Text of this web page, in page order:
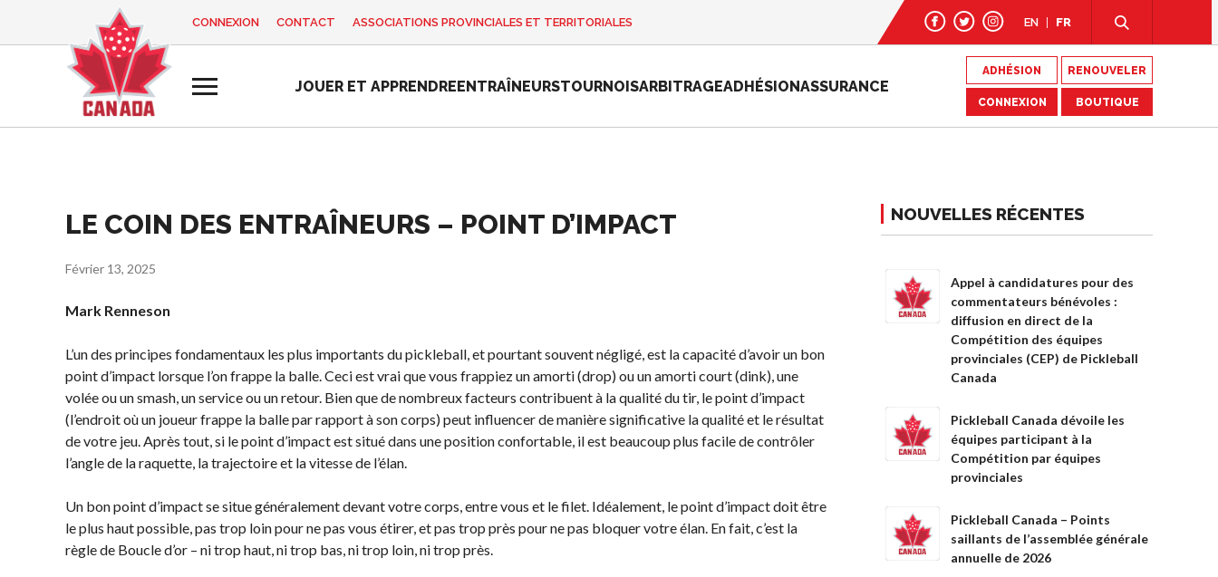
COMPTE
cherchez
Canada
alignements
Associations
provinciales et
territoriales de
pickleball
Conseil
Assemblées générales
annuelles
Roulant
Pickleball
Développement
à long terme du
joueur
Règles
pickleball
Endroits où
Programme de
Championnat
sanctionné
Calendrier
événements
tournoi
Raquettes et
balles
Semaine de
des bénévoles
Nouvelles
Boutique
CONNEXION CONTACT ASSOCIATIONS PROVINCIALES ET TERRITORIALES EN FR
JOUER ET APPRENDREENTRAÎNEURSTOURNOISARBITRAGEADHÉSIONASSURANCE
ADHÉSION RENOUVELER
CONNEXION BOUTIQUE
LE COIN DES ENTRAÎNEURS – POINT D’IMPACT
Février 13, 2025
Mark Renneson
L’un des principes fondamentaux les plus importants du pickleball, et pourtant souvent négligé, est la capacité d’avoir un bon
point d’impact lorsque l’on frappe la balle. Ceci est vrai que vous frappiez un amorti (drop) ou un amorti court (dink), une
volée ou un smash, un service ou un retour. Bien que de nombreux facteurs contribuent à la qualité du tir, le point d’impact
(l’endroit où un joueur frappe la balle par rapport à son corps) peut influencer de manière significative la qualité et le résultat
de votre jeu. Après tout, si le point d’impact est situé dans une position confortable, il est beaucoup plus facile de contrôler
l’angle de la raquette, la trajectoire et la vitesse de l’élan.
Un bon point d’impact se situe généralement devant votre corps, entre vous et le filet. Idéalement, le point d’impact doit être
le plus haut possible, pas trop loin pour ne pas vous étirer, et pas trop près pour ne pas bloquer votre élan. En fait, c’est la
règle de Boucle d’or – ni trop haut, ni trop bas, ni trop loin, ni trop près.
NOUVELLES RÉCENTES
Appel à candidatures pour des
commentateurs bénévoles :
diffusion en direct de la
Compétition des équipes
provinciales (CEP) de Pickleball
Canada
Pickleball Canada dévoile les
équipes participant à la
Compétition par équipes
provinciales
Pickleball Canada – Points
saillants de l’assemblée générale
annuelle de 2026